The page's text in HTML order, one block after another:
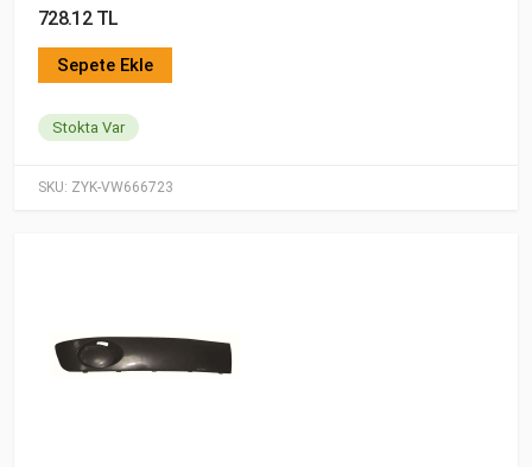
SKU: ZYK-VW666723
728.12 TL
Sepete Ekle
Stokta Var